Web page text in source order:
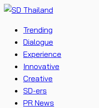
Trending
Dialogue
Experience
Innovative
Creative
SD-ers
PR News